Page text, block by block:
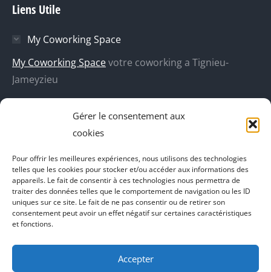
Gérer le consentement aux
cookies
Pour offrir les meilleures expériences, nous utilisons des technologies
telles que les cookies pour stocker et/ou accéder aux informations des
appareils. Le fait de consentir à ces technologies nous permettra de
traiter des données telles que le comportement de navigation ou les ID
uniques sur ce site. Le fait de ne pas consentir ou de retirer son
consentement peut avoir un effet négatif sur certaines caractéristiques
et fonctions.
Accepter
Facebook
dans
une
nouvelle
X
dans
une
nouvelle
Dribble
dans
une
nouvelle
dans
une
Liens Utile
My Coworking Space
My Coworking Spacevotre coworking a Tignieu-
Jameyzieu
Agence de communication Akinai
Vecteur de croissance
L'instant Ki
Il parlent de vous